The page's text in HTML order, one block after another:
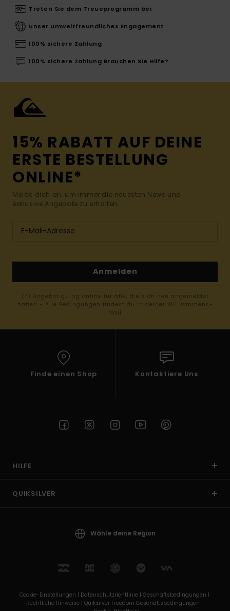
Treten Sie dem Treueprogramm bei
Unser umweltfreundliches Engagement
100% sichere Zahlung
100% sichere Zahlung Brauchen Sie Hilfe?
15% RABATT AUF DEINE
ERSTE BESTELLUNG
ONLINE*
Melde dich an, um immer die neuesten News und
exklusive Angebote zu erhalten.
Anmelden
(*) Angebot gültig online für alle, die sich neu angemeldet
haben - Alle Bedingungen findest du in deiner Willkommens-
Mail
Finde einen Shop Kontaktiere Uns
HILFE
QUIKSILVER
Wähle deine Region
Cookie-Einstellungen | Datenschutzrichtlinie | Geschäftsbedingungen |
Rechtliche Hinweise | Quiksilver Freedom Geschäftsbedingungen |